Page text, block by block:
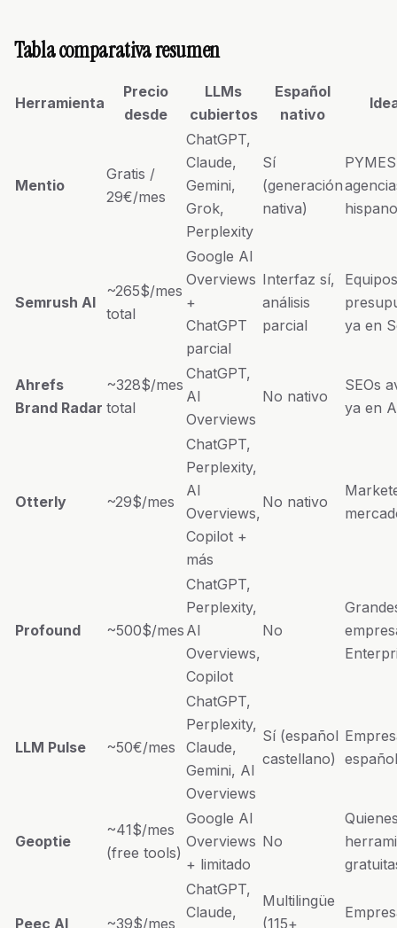
Tabla comparativa resumen
Herramienta
Precio
desde
LLMs
cubiertos
Español
nativo
Mentio
Gratis /
29€/mes
ChatGPT,
Claude,
Gemini,
Grok,
Perplexity
Sí
(generación
nativa)
Semrush AI
~265$/mes
total
Google AI
Overviews
+
ChatGPT
parcial
Interfaz sí,
análisis
parcial
ya en
Ahrefs
Brand Radar
~328$/mes
total
ChatGPT,
AI
Overviews
No nativo
SEOs
ya en
Otterly ~29$/mes
ChatGPT,
Perplexity,
AI
Overviews,
Copilot +
más
No nativo
Profound ~500$/mes
ChatGPT,
Perplexity,
AI
Overviews,
Copilot
No
LLM Pulse ~50€/mes
ChatGPT,
Perplexity,
Claude,
Gemini, AI
Overviews
Sí (español
castellano)
Geoptie
~41$/mes
(free tools)
Google AI
Overviews
+ limitado
No
Peec AI ~39$/mes
ChatGPT,
Claude,
Multilingüe
(115+